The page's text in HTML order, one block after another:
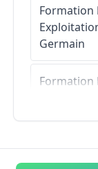
Formation
Germain
Formation
Formation